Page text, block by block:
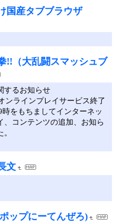
国産タブブラウザ
!!（大乱闘スマッシュブ
するお知らせ
ンラインプレイサービス終了
をもちましてインターネッ
、コンテンツの追加、お知ら
文
ップにーてんぜろ)